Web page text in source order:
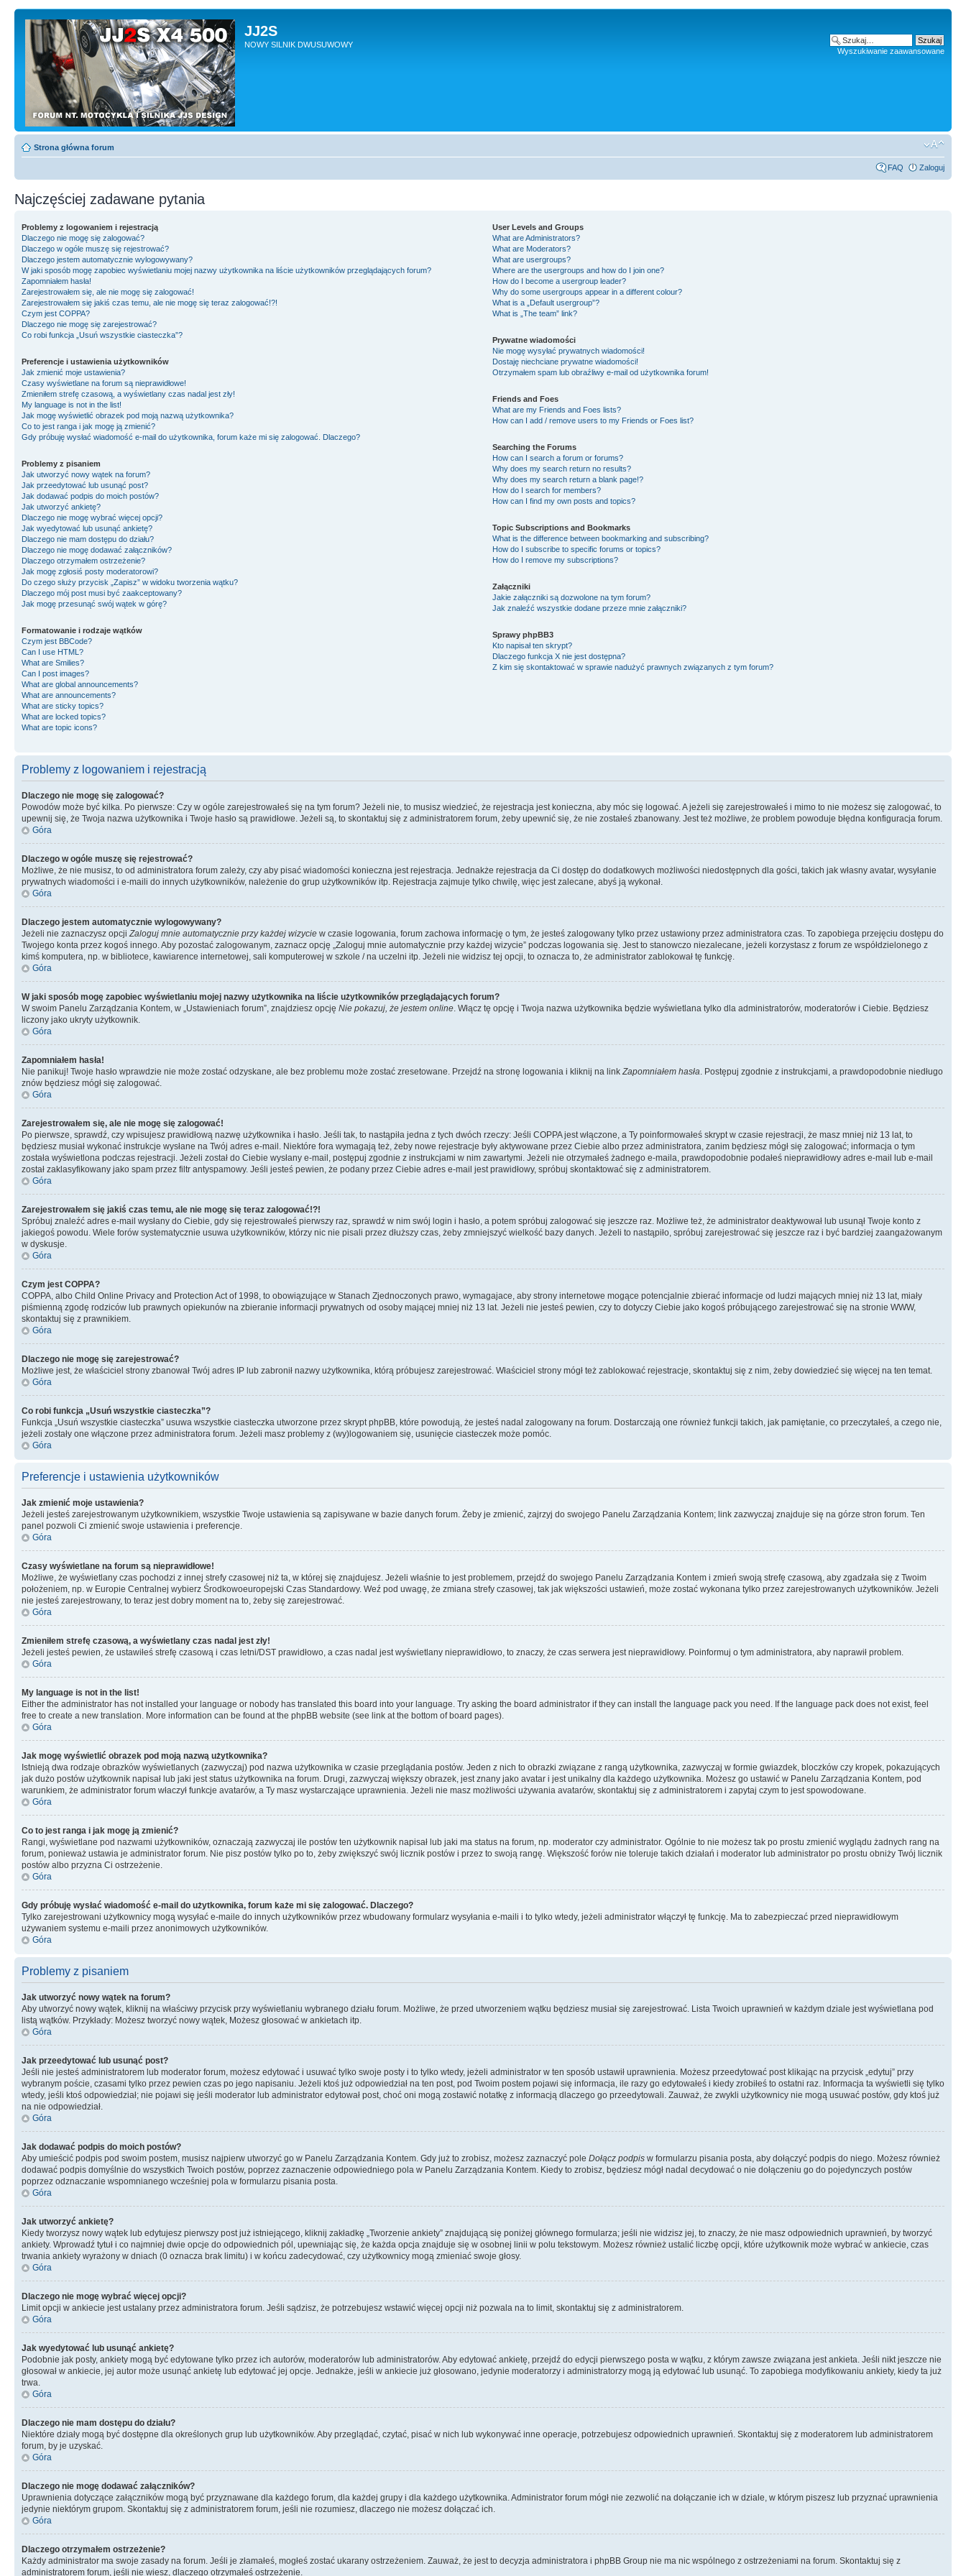
JJ2S
NOWY SILNIK DWUSUWOWY
Wyszukiwanie zaawansowane
Strona główna forum
FAQ Zaloguj
Najczęściej zadawane pytania
Problemy z logowaniem i rejestracją
Dlaczego nie mogę się zalogować?
Dlaczego w ogóle muszę się rejestrować?
Dlaczego jestem automatycznie wylogowywany?
W jaki sposób mogę zapobiec wyświetlaniu mojej nazwy użytkownika na liście użytkowników przeglądających forum?
Zapomniałem hasła!
Zarejestrowałem się, ale nie mogę się zalogować!
Zarejestrowałem się jakiś czas temu, ale nie mogę się teraz zalogować!?!
Czym jest COPPA?
Dlaczego nie mogę się zarejestrować?
Co robi funkcja „Usuń wszystkie ciasteczka”?
Preferencje i ustawienia użytkowników
Jak zmienić moje ustawienia?
Czasy wyświetlane na forum są nieprawidłowe!
Zmieniłem strefę czasową, a wyświetlany czas nadal jest zły!
My language is not in the list!
Jak mogę wyświetlić obrazek pod moją nazwą użytkownika?
Co to jest ranga i jak mogę ją zmienić?
Gdy próbuję wysłać wiadomość e-mail do użytkownika, forum każe mi się zalogować. Dlaczego?
Problemy z pisaniem
Jak utworzyć nowy wątek na forum?
Jak przeedytować lub usunąć post?
Jak dodawać podpis do moich postów?
Jak utworzyć ankietę?
Dlaczego nie mogę wybrać więcej opcji?
Jak wyedytować lub usunąć ankietę?
Dlaczego nie mam dostępu do działu?
Dlaczego nie mogę dodawać załączników?
Dlaczego otrzymałem ostrzeżenie?
Jak mogę zgłosiś posty moderatorowi?
Do czego służy przycisk „Zapisz” w widoku tworzenia wątku?
Dlaczego mój post musi być zaakceptowany?
Jak mogę przesunąć swój wątek w górę?
Formatowanie i rodzaje wątków
Czym jest BBCode?
Can I use HTML?
What are Smilies?
Can I post images?
What are global announcements?
What are announcements?
What are sticky topics?
What are locked topics?
What are topic icons?
User Levels and Groups
What are Administrators?
What are Moderators?
What are usergroups?
Where are the usergroups and how do I join one?
How do I become a usergroup leader?
Why do some usergroups appear in a different colour?
What is a „Default usergroup”?
What is „The team” link?
Prywatne wiadomości
Nie mogę wysyłać prywatnych wiadomości!
Dostaję niechciane prywatne wiadomości!
Otrzymałem spam lub obraźliwy e-mail od użytkownika forum!
Friends and Foes
What are my Friends and Foes lists?
How can I add / remove users to my Friends or Foes list?
Searching the Forums
How can I search a forum or forums?
Why does my search return no results?
Why does my search return a blank page!?
How do I search for members?
How can I find my own posts and topics?
Topic Subscriptions and Bookmarks
What is the difference between bookmarking and subscribing?
How do I subscribe to specific forums or topics?
How do I remove my subscriptions?
Załączniki
Jakie załączniki są dozwolone na tym forum?
Jak znaleźć wszystkie dodane przeze mnie załączniki?
Sprawy phpBB3
Kto napisał ten skrypt?
Dlaczego funkcja X nie jest dostępna?
Z kim się skontaktować w sprawie nadużyć prawnych związanych z tym forum?
Problemy z logowaniem i rejestracją
Dlaczego nie mogę się zalogować?
Powodów może być kilka. Po pierwsze: Czy w ogóle zarejestrowałeś się na tym forum? Jeżeli nie, to musisz wiedzieć, że rejestracja jest konieczna, aby móc się logować. A jeżeli się zarejestrowałeś i mimo to nie możesz się zalogować, to
upewnij się, że Twoja nazwa użytkownika i Twoje hasło są prawidłowe. Jeżeli są, to skontaktuj się z administratorem forum, żeby upewnić się, że nie zostałeś zbanowany. Jest też możliwe, że problem powoduje błędna konfiguracja forum.
Góra
Dlaczego w ogóle muszę się rejestrować?
Możliwe, że nie musisz, to od administratora forum zależy, czy aby pisać wiadomości konieczna jest rejestracja. Jednakże rejestracja da Ci dostęp do dodatkowych możliwości niedostępnych dla gości, takich jak własny avatar, wysyłanie
prywatnych wiadomości i e-maili do innych użytkowników, należenie do grup użytkowników itp. Rejestracja zajmuje tylko chwilę, więc jest zalecane, abyś ją wykonał.
Góra
Dlaczego jestem automatycznie wylogowywany?
Jeżeli nie zaznaczysz opcjiZaloguj mnie automatycznie przy każdej wizycie w czasie logowania, forum zachowa informację o tym, że jesteś zalogowany tylko przez ustawiony przez administratora czas. To zapobiega przejęciu dostępu do
Twojego konta przez kogoś innego. Aby pozostać zalogowanym, zaznacz opcję „Zaloguj mnie automatycznie przy każdej wizycie” podczas logowania się. Jest to stanowczo niezalecane, jeżeli korzystasz z forum ze współdzielonego z
kimś komputera, np. w bibliotece, kawiarence internetowej, sali komputerowej w szkole / na uczelni itp. Jeżeli nie widzisz tej opcji, to oznacza to, że administrator zablokował tę funkcję.
Góra
W jaki sposób mogę zapobiec wyświetlaniu mojej nazwy użytkownika na liście użytkowników przeglądających forum?
W swoim Panelu Zarządzania Kontem, w „Ustawieniach forum”, znajdziesz opcję Nie pokazuj, że jestem online. Włącz tę opcję i Twoja nazwa użytkownika będzie wyświetlana tylko dla administratorów, moderatorów i Ciebie. Będziesz
liczony jako ukryty użytkownik.
Góra
Zapomniałem hasła!
Nie panikuj! Twoje hasło wprawdzie nie może zostać odzyskane, ale bez problemu może zostać zresetowane. Przejdź na stronę logowania i kliknij na linkZapomniałem hasła. Postępuj zgodnie z instrukcjami, a prawdopodobnie niedługo
znów będziesz mógł się zalogować.
Góra
Zarejestrowałem się, ale nie mogę się zalogować!
Po pierwsze, sprawdź, czy wpisujesz prawidłową nazwę użytkownika i hasło. Jeśli tak, to nastąpiła jedna z tych dwóch rzeczy: Jeśli COPPA jest włączone, a Ty poinformowałeś skrypt w czasie rejestracji, że masz mniej niż 13 lat, to
będziesz musiał wykonać instrukcje wysłane na Twój adres e-mail. Niektóre fora wymagają też, żeby nowe rejestracje były aktywowane przez Ciebie albo przez administratora, zanim będziesz mógł się zalogować; informacja o tym
została wyświetlona podczas rejestracji. Jeżeli został do Ciebie wysłany e-mail, postępuj zgodnie z instrukcjami w nim zawartymi. Jeżeli nie otrzymałeś żadnego e-maila, prawdopodobnie podałeś nieprawidłowy adres e-mail lub e-mail
został zaklasyfikowany jako spam przez filtr antyspamowy. Jeśli jesteś pewien, że podany przez Ciebie adres e-mail jest prawidłowy, spróbuj skontaktować się z administratorem.
Góra
Zarejestrowałem się jakiś czas temu, ale nie mogę się teraz zalogować!?!
Spróbuj znaleźć adres e-mail wysłany do Ciebie, gdy się rejestrowałeś pierwszy raz, sprawdź w nim swój login i hasło, a potem spróbuj zalogować się jeszcze raz. Możliwe też, że administrator deaktywował lub usunął Twoje konto z
jakiegoś powodu. Wiele forów systematycznie usuwa użytkowników, którzy nic nie pisali przez dłuższy czas, żeby zmniejszyć wielkość bazy danych. Jeżeli to nastąpiło, spróbuj zarejestrować się jeszcze raz i być bardziej zaangażowanym
w dyskusje.
Góra
Czym jest COPPA?
COPPA, albo Child Online Privacy and Protection Act of 1998, to obowiązujące w Stanach Zjednoczonych prawo, wymagajace, aby strony internetowe mogące potencjalnie zbierać informacje od ludzi mających mniej niż 13 lat, miały
piśmienną zgodę rodziców lub prawnych opiekunów na zbieranie informacji prywatnych od osoby mającej mniej niż 13 lat. Jeżeli nie jesteś pewien, czy to dotyczy Ciebie jako kogoś próbującego zarejestrować się na stronie WWW,
skontaktuj się z prawnikiem.
Góra
Dlaczego nie mogę się zarejestrować?
Możliwe jest, że właściciel strony zbanował Twój adres IP lub zabronił nazwy użytkownika, którą próbujesz zarejestrować. Właściciel strony mógł też zablokować rejestracje, skontaktuj się z nim, żeby dowiedzieć się więcej na ten temat.
Góra
Co robi funkcja „Usuń wszystkie ciasteczka”?
Funkcja „Usuń wszystkie ciasteczka” usuwa wszystkie ciasteczka utworzone przez skrypt phpBB, które powodują, że jesteś nadal zalogowany na forum. Dostarczają one również funkcji takich, jak pamiętanie, co przeczytałeś, a czego nie,
jeżeli zostały one włączone przez administratora forum. Jeżeli masz problemy z (wy)logowaniem się, usunięcie ciasteczek może pomóc.
Góra
Preferencje i ustawienia użytkowników
Jak zmienić moje ustawienia?
Jeżeli jesteś zarejestrowanym użytkownikiem, wszystkie Twoje ustawienia są zapisywane w bazie danych forum. Żeby je zmienić, zajrzyj do swojego Panelu Zarządzania Kontem; link zazwyczaj znajduje się na górze stron forum. Ten
panel pozwoli Ci zmienić swoje ustawienia i preferencje.
Góra
Czasy wyświetlane na forum są nieprawidłowe!
Możliwe, że wyświetlany czas pochodzi z innej strefy czasowej niż ta, w której się znajdujesz. Jeżeli właśnie to jest problemem, przejdź do swojego Panelu Zarządzania Kontem i zmień swoją strefę czasową, aby zgadzała się z Twoim
położeniem, np. w Europie Centralnej wybierz Środkowoeuropejski Czas Standardowy. Weź pod uwagę, że zmiana strefy czasowej, tak jak większości ustawień, może zostać wykonana tylko przez zarejestrowanych użytkowników. Jeżeli
nie jesteś zarejestrowany, to teraz jest dobry moment na to, żeby się zarejestrować.
Góra
Zmieniłem strefę czasową, a wyświetlany czas nadal jest zły!
Jeżeli jesteś pewien, że ustawiłeś strefę czasową i czas letni/DST prawidłowo, a czas nadal jest wyświetlany nieprawidłowo, to znaczy, że czas serwera jest nieprawidłowy. Poinformuj o tym administratora, aby naprawił problem.
Góra
My language is not in the list!
Either the administrator has not installed your language or nobody has translated this board into your language. Try asking the board administrator if they can install the language pack you need. If the language pack does not exist, feel
free to create a new translation. More information can be found at the phpBB website (see link at the bottom of board pages).
Góra
Jak mogę wyświetlić obrazek pod moją nazwą użytkownika?
Istnieją dwa rodzaje obrazków wyświetlanych (zazwyczaj) pod nazwa użytkownika w czasie przeglądania postów. Jeden z nich to obrazki związane z rangą użytkownika, zazwyczaj w formie gwiazdek, bloczków czy kropek, pokazujących
jak dużo postów użytkownik napisał lub jaki jest status użytkownika na forum. Drugi, zazwyczaj większy obrazek, jest znany jako avatar i jest unikalny dla każdego użytkownika. Możesz go ustawić w Panelu Zarządzania Kontem, pod
warunkiem, że administrator forum właczył funkcje avatarów, a Ty masz wystarczające uprawnienia. Jeżeli nie masz możliwości używania avatarów, skontaktuj się z administratorem i zapytaj czym to jest spowodowane.
Góra
Co to jest ranga i jak mogę ją zmienić?
Rangi, wyświetlane pod nazwami użytkowników, oznaczają zazwyczaj ile postów ten użytkownik napisał lub jaki ma status na forum, np. moderator czy administrator. Ogólnie to nie możesz tak po prostu zmienić wyglądu żadnych rang na
forum, ponieważ ustawia je administrator forum. Nie pisz postów tylko po to, żeby zwiększyć swój licznik postów i przez to swoją rangę. Większość forów nie toleruje takich działań i moderator lub administrator po prostu obniży Twój licznik
postów albo przyzna Ci ostrzeżenie.
Góra
Gdy próbuję wysłać wiadomość e-mail do użytkownika, forum każe mi się zalogować. Dlaczego?
Tylko zarejestrowani użytkownicy mogą wysyłać e-maile do innych użytkowników przez wbudowany formularz wysyłania e-maili i to tylko wtedy, jeżeli administrator włączył tę funkcję. Ma to zabezpieczać przed nieprawidłowym
używaniem systemu e-maili przez anonimowych użytkowników.
Góra
Problemy z pisaniem
Jak utworzyć nowy wątek na forum?
Aby utworzyć nowy wątek, kliknij na właściwy przycisk przy wyświetlaniu wybranego działu forum. Możliwe, że przed utworzeniem wątku będziesz musiał się zarejestrować. Lista Twoich uprawnień w każdym dziale jest wyświetlana pod
listą wątków. Przykłady: Możesz tworzyć nowy wątek, Możesz głosować w ankietach itp.
Góra
Jak przeedytować lub usunąć post?
Jeśli nie jesteś administratorem lub moderator forum, możesz edytować i usuwać tylko swoje posty i to tylko wtedy, jeżeli administrator w ten sposób ustawił uprawnienia. Możesz przeedytować post klikając na przycisk „edytuj” przy
wybranym poście, czasami tylko przez pewien czas po jego napisaniu. Jeżeli ktoś już odpowiedział na ten post, pod Twoim postem pojawi się informacja, ile razy go edytowałeś i kiedy zrobiłeś to ostatni raz. Informacja ta wyświetli się tylko
wtedy, jeśli ktoś odpowiedział; nie pojawi się jeśli moderator lub administrator edytował post, choć oni mogą zostawić notatkę z informacją dlaczego go przeedytowali. Zauważ, że zwykli użytkownicy nie mogą usuwać postów, gdy ktoś już
na nie odpowiedział.
Góra
Jak dodawać podpis do moich postów?
Aby umieścić podpis pod swoim postem, musisz najpierw utworzyć go w Panelu Zarządzania Kontem. Gdy już to zrobisz, możesz zaznaczyć pole Dołącz podpis w formularzu pisania posta, aby dołączyć podpis do niego. Możesz również
dodawać podpis domyślnie do wszystkich Twoich postów, poprzez zaznaczenie odpowiedniego pola w Panelu Zarządzania Kontem. Kiedy to zrobisz, będziesz mógł nadal decydować o nie dołączeniu go do pojedynczych postów
poprzez odznaczanie wspomnianego wcześniej pola w formularzu pisania posta.
Góra
Jak utworzyć ankietę?
Kiedy tworzysz nowy wątek lub edytujesz pierwszy post już istniejącego, kliknij zakładkę „Tworzenie ankiety” znajdującą się poniżej głównego formularza; jeśli nie widzisz jej, to znaczy, że nie masz odpowiednich uprawnień, by tworzyć
ankiety. Wprowadź tytuł i co najmniej dwie opcje do odpowiednich pól, upewniając się, że każda opcja znajduje się w osobnej linii w polu tekstowym. Możesz również ustalić liczbę opcji, które użytkownik może wybrać w ankiecie, czas
trwania ankiety wyrażony w dniach (0 oznacza brak limitu) i w końcu zadecydować, czy użytkownicy mogą zmieniać swoje głosy.
Góra
Dlaczego nie mogę wybrać więcej opcji?
Limit opcji w ankiecie jest ustalany przez administratora forum. Jeśli sądzisz, że potrzebujesz wstawić więcej opcji niż pozwala na to limit, skontaktuj się z administratorem.
Góra
Jak wyedytować lub usunąć ankietę?
Podobnie jak posty, ankiety mogą być edytowane tylko przez ich autorów, moderatorów lub administratorów. Aby edytować ankietę, przejdź do edycji pierwszego posta w wątku, z którym zawsze związana jest ankieta. Jeśli nikt jeszcze nie
głosował w ankiecie, jej autor może usunąć ankietę lub edytować jej opcje. Jednakże, jeśli w ankiecie już głosowano, jedynie moderatorzy i administratorzy mogą ją edytować lub usunąć. To zapobiega modyfikowaniu ankiety, kiedy ta już
trwa.
Góra
Dlaczego nie mam dostępu do działu?
Niektóre działy mogą być dostępne dla określonych grup lub użytkowników. Aby przeglądać, czytać, pisać w nich lub wykonywać inne operacje, potrzebujesz odpowiednich uprawnień. Skontaktuj się z moderatorem lub administratorem
forum, by je uzyskać.
Góra
Dlaczego nie mogę dodawać załączników?
Uprawnienia dotyczące załączników mogą być przyznawane dla każdego forum, dla każdej grupy i dla każdego użytkownika. Administrator forum mógł nie zezwolić na dołączanie ich w dziale, w którym piszesz lub przyznać uprawnienia
jedynie niektórym grupom. Skontaktuj się z administratorem forum, jeśli nie rozumiesz, dlaczego nie możesz dołączać ich.
Góra
Dlaczego otrzymałem ostrzeżenie?
Każdy administrator ma swoje zasady na forum. Jeśli je złamałeś, mogłeś zostać ukarany ostrzeżeniem. Zauważ, że jest to decyzja administratora i phpBB Group nie ma nic wspólnego z ostrzeżeniami na forum. Skontaktuj się z
administratorem forum, jeśli nie wiesz, dlaczego otrzymałeś ostrzeżenie.